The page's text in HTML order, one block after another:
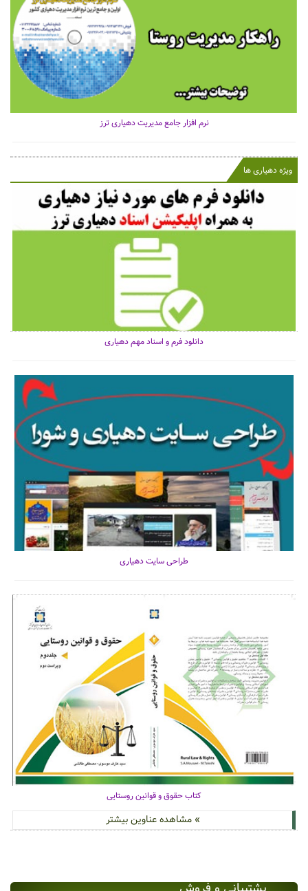
نرم افزار جامع مدیریت دهیاری ترز
ویژه دهیاری ها
دانلود فرم و اسناد مهم دهیاری
طراحی سایت دهیاری
کتاب حقوق و قوانین روستایی
» مشاهده عناوین بیشتر